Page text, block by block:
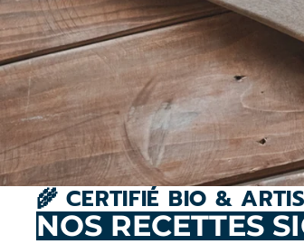
🌾 CERTIFIÉ BIO &
NOS RECETTES